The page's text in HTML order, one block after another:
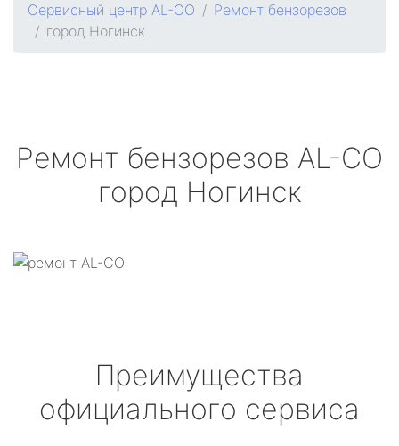
Сервисный центр AL-CO
Ремонт бензорезов
город Ногинск
Ремонт бензорезов AL-CO
город Ногинск
Преимущества
официального сервиса